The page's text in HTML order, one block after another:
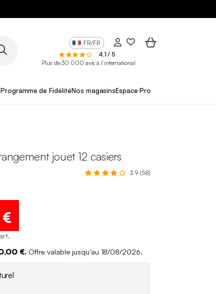
FR/FR
4,1 / 5
Plus de 30 000 avis à l’international
Programme de FidélitéNos magasinsEspace Pro
jouet 12 casiers
3.9 (58)
.
€. Offre valable jusqu’au 18/08/2026.